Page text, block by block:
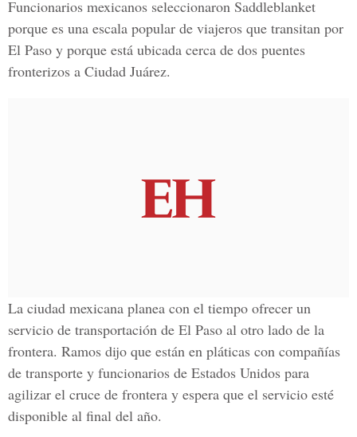
Funcionarios mexicanos seleccionaron Saddleblanket
porque es una escala popular de viajeros que transitan por
El Paso y porque está ubicada cerca de dos puentes
fronterizos a Ciudad Juárez.
La ciudad mexicana planea con el tiempo ofrecer un
servicio de transportación de El Paso al otro lado de la
frontera. Ramos dijo que están en pláticas con compañías
de transporte y funcionarios de Estados Unidos para
agilizar el cruce de frontera y espera que el servicio esté
disponible al final del año.